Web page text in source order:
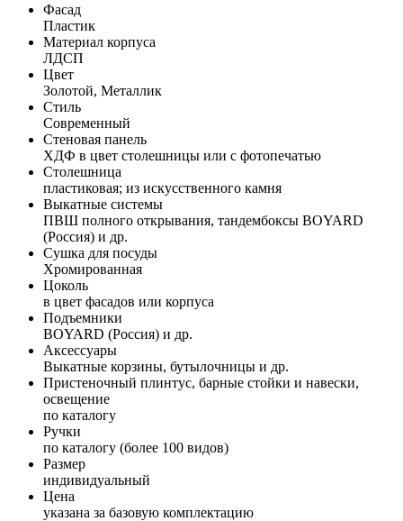
Фасад
Пластик
Материал корпуса
ЛДСП
Цвет
Золотой, Металлик
Стиль
Современный
Стеновая панель
ХДФ в цвет столешницы или с фотопечатью
Столешница
пластиковая; из искусственного камня
Выкатные системы
ПВШ полного открывания, тандембоксы BOYARD
(Россия) и др.
Сушка для посуды
Хромированная
Цоколь
в цвет фасадов или корпуса
Подъемники
BOYARD (Россия) и др.
Аксессуары
Выкатные корзины, бутылочницы и др.
Пристеночный плинтус, барные стойки и навески,
освещение
по каталогу
Ручки
по каталогу (более 100 видов)
Размер
индивидуальный
Цена
указана за базовую комплектацию